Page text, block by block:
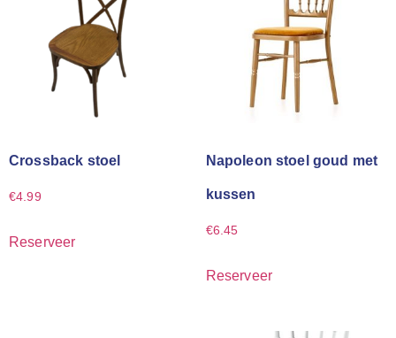
Crossback stoel
€4.99
Reserveer
Napoleon stoel goud met
kussen
€6.45
Reserveer